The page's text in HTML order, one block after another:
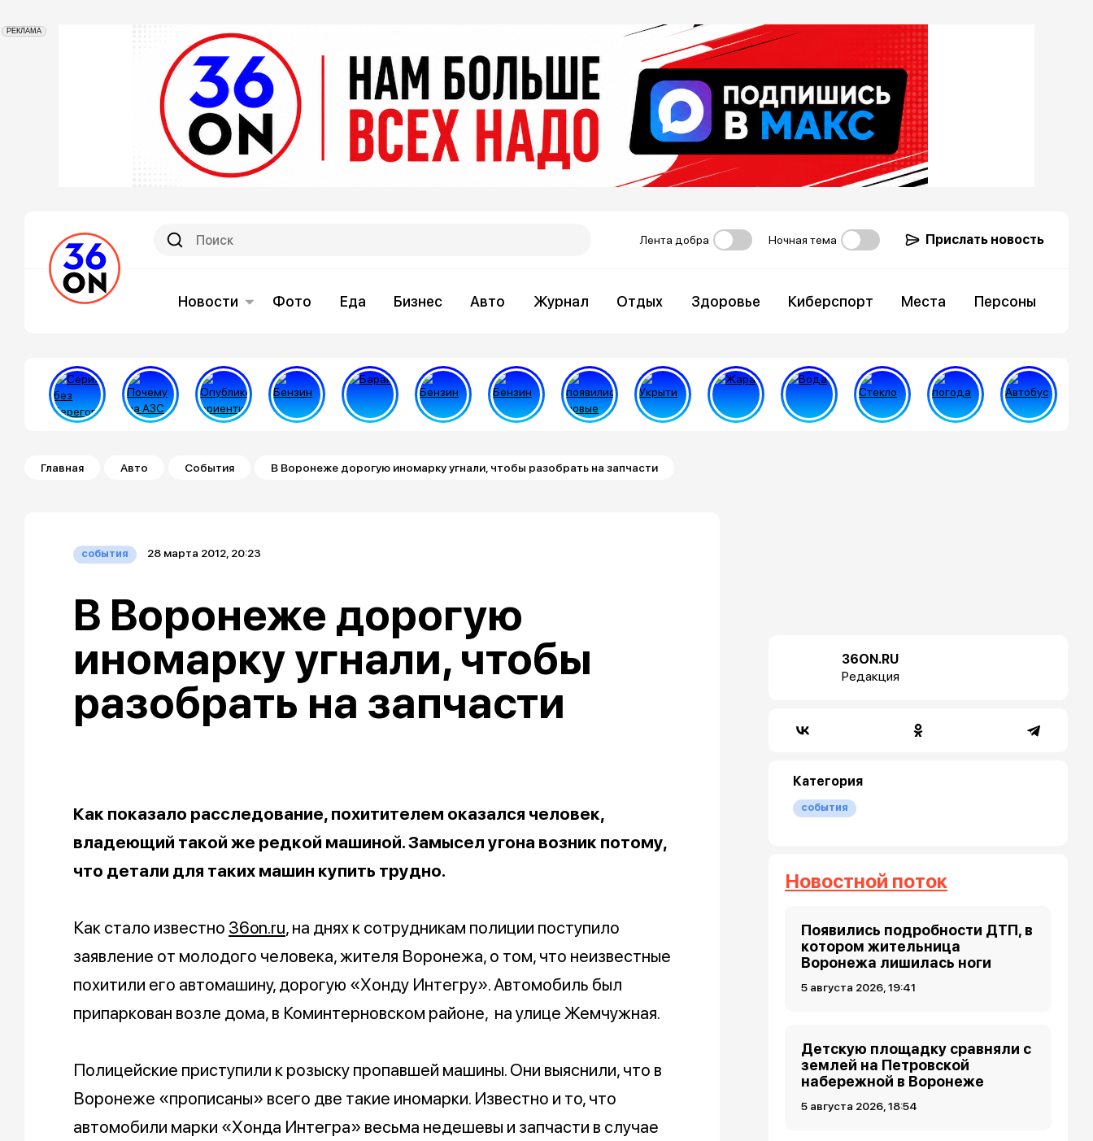
РЕКЛАМА
Лента добра Ночная тема Прислать новость
Новости Фото Еда Бизнес Авто Журнал Отдых Здоровье Киберспорт Места Персоны
Строка навигации
Главная Авто События В Воронеже дорогую иномарку угнали, чтобы разобрать на запчасти
события 28 марта 2012, 20:23
В Воронеже дорогую
иномарку угнали, чтобы
разобрать на запчасти
Как показало расследование, похитителем оказался человек,
владеющий такой же редкой машиной. Замысел угона возник потому,
что детали для таких машин купить трудно.
Как стало известно 36on.ru, на днях к сотрудникам полиции поступило
заявление от молодого человека, жителя Воронежа, о том, что неизвестные
похитили его автомашину, дорогую «Хонду Интегру». Автомобиль был
припаркован возле дома, в Коминтерновском районе, на улице Жемчужная.
Полицейские приступили к розыску пропавшей машины. Они выяснили, что в
Воронеже «прописаны» всего две такие иномарки. Известно и то, что
автомобили марки «Хонда Интегра» весьма недешевы и запчасти в случае
36ON.RU
Редакция
Категория
события
Новостной поток
Появились подробности ДТП, в
котором жительница
Воронежа лишилась ноги
5 августа 2026, 19:41
Детскую площадку сравняли с
землей на Петровской
набережной в Воронеже
5 августа 2026, 18:54